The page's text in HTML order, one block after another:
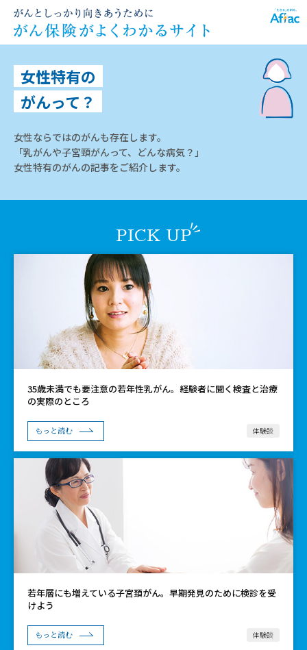
女性特有の
がんって？
女性ならではのがんも存在します。
「乳がんや子宮頸がんって、どんな病気？」
女性特有のがんの記事をご紹介します。
PICK UP
35歳未満でも要注意の若年性乳がん。経験者に聞く検査と治療
の実際のところ
もっと読む 体験談
若年層にも増えている子宮頚がん。早期発見のために検診を受
けよう
もっと読む 体験談